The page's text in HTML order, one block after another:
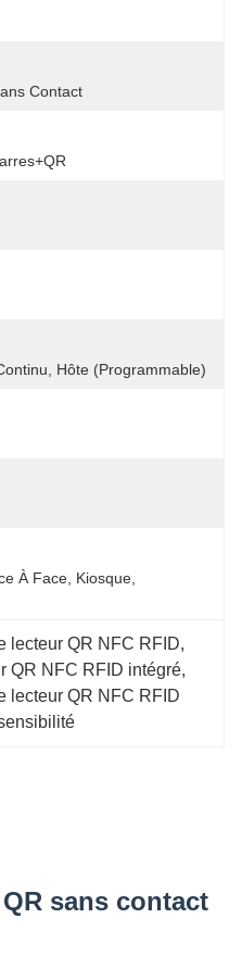
Contact
Hôte (programmable)
À Face, Kiosque,
lecteur QR NFC RFID,
QR NFC RFID intégré,
lecteur QR NFC RFID
sans contact